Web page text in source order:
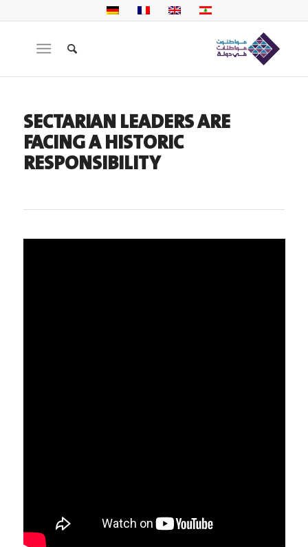
SECTARIAN LEADERS ARE
FACING A HISTORIC
RESPONSIBILITY